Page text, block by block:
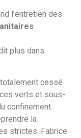
l’entretien des
plus dans
cessé
verts et sous-
confinement.
la
strictes. Fabrice